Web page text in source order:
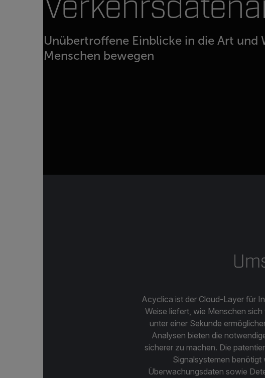
Unübertroffene Einblicke in die Art und
Menschen bewegen
Acyclica ist der Cloud-Layer für
Weise liefert, wie Menschen
unter einer Sekunde
Analysen bieten die
sicherer zu machen. Die
Signalsystemen
Überwachungsdaten sowie